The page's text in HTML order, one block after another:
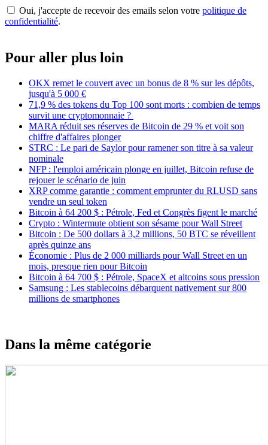
Oui, j'accepte de recevoir des emails selon votre politique de
confidentialité.
Pour aller plus loin
OKX remet le couvert avec un bonus de 8 % sur les dépôts,
jusqu'à 5 000 €
71,9 % des tokens du Top 100 sont morts : combien de temps
survit une cryptomonnaie ?
MARA réduit ses réserves de Bitcoin de 29 % et voit son
chiffre d'affaires plonger
STRC : Le pari de Saylor pour ramener son titre à sa valeur
nominale
NFP : l'emploi américain plonge en juillet, Bitcoin refuse de
rejouer le scénario de juin
XRP comme garantie : comment emprunter du RLUSD sans
vendre un seul token
Bitcoin à 64 200 $ : Pétrole, Fed et Congrès figent le marché
Crypto : Wintermute obtient son sésame pour Wall Street
Bitcoin : De 500 dollars à 3,2 millions, 50 BTC se réveillent
après quinze ans
Économie : Plus de 2 000 milliards pour Wall Street en un
mois, presque rien pour Bitcoin
Bitcoin à 64 700 $ : Pétrole, SpaceX et altcoins sous pression
Samsung : Les stablecoins débarquent nativement sur 800
millions de smartphones
Dans la même catégorie